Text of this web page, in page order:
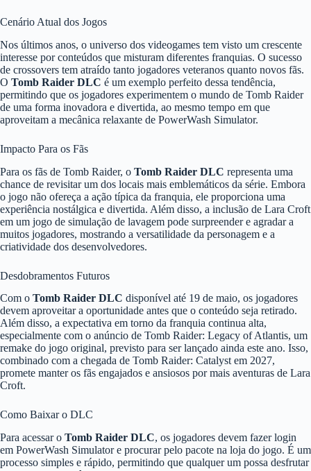
Cenário Atual dos Jogos
Nos últimos anos, o universo dos videogames tem visto um crescente
interesse por conteúdos que misturam diferentes franquias. O sucesso
de crossovers tem atraído tanto jogadores veteranos quanto novos fãs.
O Tomb Raider DLC é um exemplo perfeito dessa tendência,
permitindo que os jogadores experimentem o mundo de Tomb Raider
de uma forma inovadora e divertida, ao mesmo tempo em que
aproveitam a mecânica relaxante de PowerWash Simulator.
Impacto Para os Fãs
Para os fãs de Tomb Raider, o Tomb Raider DLC representa uma
chance de revisitar um dos locais mais emblemáticos da série. Embora
o jogo não ofereça a ação típica da franquia, ele proporciona uma
experiência nostálgica e divertida. Além disso, a inclusão de Lara Croft
em um jogo de simulação de lavagem pode surpreender e agradar a
muitos jogadores, mostrando a versatilidade da personagem e a
criatividade dos desenvolvedores.
Desdobramentos Futuros
Com o Tomb Raider DLC disponível até 19 de maio, os jogadores
devem aproveitar a oportunidade antes que o conteúdo seja retirado.
Além disso, a expectativa em torno da franquia continua alta,
especialmente com o anúncio de Tomb Raider: Legacy of Atlantis, um
remake do jogo original, previsto para ser lançado ainda este ano. Isso,
combinado com a chegada de Tomb Raider: Catalyst em 2027,
promete manter os fãs engajados e ansiosos por mais aventuras de Lara
Croft.
Como Baixar o DLC
Para acessar o Tomb Raider DLC, os jogadores devem fazer login
em PowerWash Simulator e procurar pelo pacote na loja do jogo. É um
processo simples e rápido, permitindo que qualquer um possa desfrutar